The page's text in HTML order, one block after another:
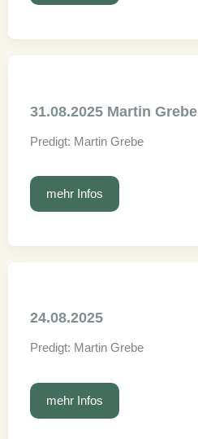
Bottesch
31.08.2025 Martin Grebe
Predigt: Martin Grebe
31.08.2025
Grebe
mehr Infos
24.08.2025
Predigt: Martin Grebe
24.08.2025
mehr Infos